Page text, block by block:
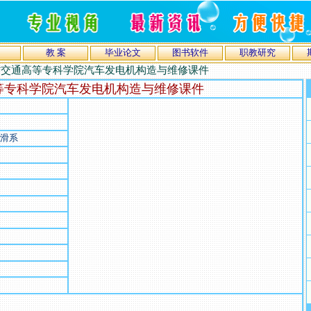
教 案 毕业论文 图书软件 职教研究
通高等专科学院汽车发电机构造与维修课件
科学院汽车发电机构造与维修课件
系